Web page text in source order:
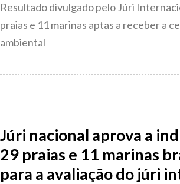
Resultado divulgado pelo Júri
praias e 11 marinas aptas a receber a
ambiental
Júri nacional aprova a
29 praias e 11 marinas
para a avaliação do júri